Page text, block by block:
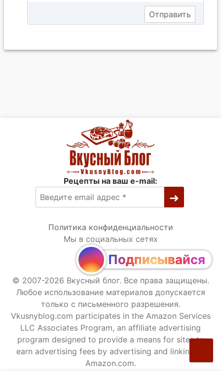
Рецепты на ваш e-mail:
Политика конфиденциальности
Мы в социальных сетях
Подписывайся
© 2007-2026 Вкусный блог. Все права защищены.
Любое использование материалов допускается
только с письменного разрешения.
Vkusnyblog.com participates in the Amazon Services
LLC Associates Program, an affiliate advertising
program designed to provide a means for sites to
earn advertising fees by advertising and linking to
Amazon.com.